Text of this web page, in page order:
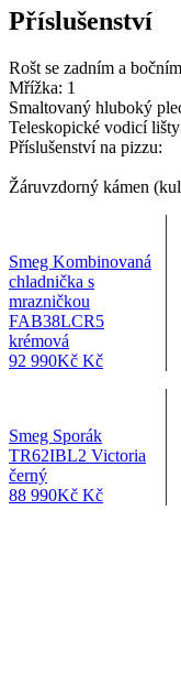
Příslušenství
Rošt se zadním a
Mřížka: 1
Smaltovaný hluboký
Teleskopické vodicí
Příslušenství na pizzu:
Žáruvzdorný kámen
Smeg Kombinovaná
chladnička s
mrazničkou
FAB38LCR5
krémová
92 990Kč Kč
Smeg Sporák
TR62IBL2 Victoria
černý
88 990Kč Kč